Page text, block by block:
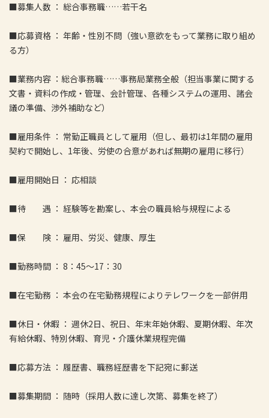
■募集人数 ： 総合事務職……若干名
■応募資格 ： 年齢・性別不問（強い意欲をもって業務に取り組め
る方）
■業務内容 ：総合事務職……事務局業務全般（担当事業に関する
文書・資料の作成・管理、会計管理、各種システムの運用、諸会
議の準備、渉外補助など）
■雇用条件 ： 常勤正職員として雇用（但し、最初は1年間の雇用
契約で開始し、1年後、労使の合意があれば無期の雇用に移行）
■雇用開始日 ： 応相談
■待 遇 ： 経験等を勘案し、本会の職員給与規程による
■保 険 ： 雇用、労災、健康、厚生
■勤務時間 ： 8：45～17：30
■在宅勤務 ： 本会の在宅勤務規程によりテレワークを一部併用
■休日・休暇 ： 週休2日、祝日、年末年始休暇、夏期休暇、年次
有給休暇、特別休暇、育児・介護休業規程完備
■応募方法 ： 履歴書、職務経歴書を下記宛に郵送
■募集期間 ： 随時（採用人数に達し次第、募集を終了）